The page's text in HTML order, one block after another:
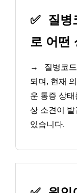
✅
질병
로 어떤
→
질병코
되며, 현재
운 통증 상태
상 소견이
있습니다.